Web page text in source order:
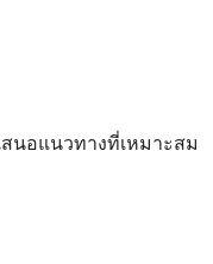
นอแนวทางที่เหมาะสม